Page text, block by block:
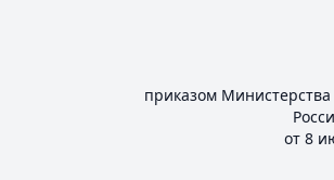
приказом
от 8